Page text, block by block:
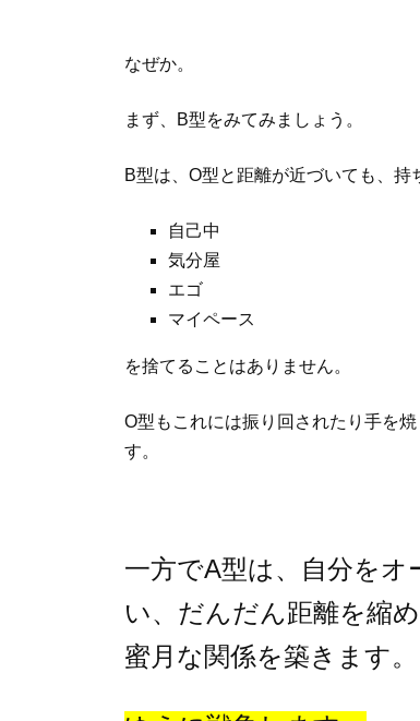
なぜか。
まず、B型をみてみましょう。
B型は、O型と距離が近づいても、持
自己中
気分屋
エゴ
マイペース
を捨てることはありません。
O型もこれには振り回されたり手を
す。
一方でA型は、自分を
い、だんだん距離を縮
蜜月な関係を築きます。